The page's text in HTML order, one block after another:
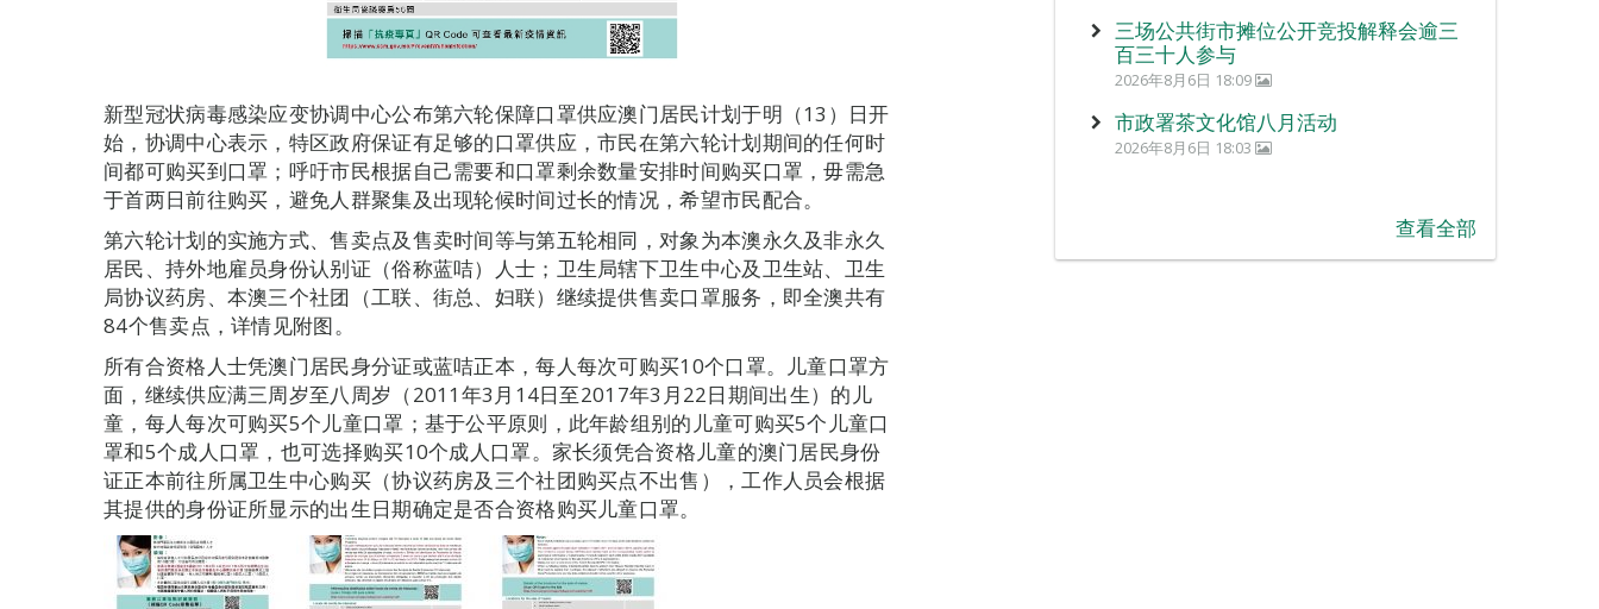
新型冠状病毒感染应变协调中心公布第六轮保障口罩供应澳门居民计划于明（13）日开
始，协调中心表示，特区政府保证有足够的口罩供应，市民在第六轮计划期间的任何时
间都可购买到口罩；呼吁市民根据自己需要和口罩剩余数量安排时间购买口罩，毋需急
于首两日前往购买，避免人群聚集及出现轮候时间过长的情况，希望市民配合。
第六轮计划的实施方式、售卖点及售卖时间等与第五轮相同，对象为本澳永久及非永久
居民、持外地雇员身份认别证（俗称蓝咭）人士；卫生局辖下卫生中心及卫生站、卫生
局协议药房、本澳三个社团（工联、街总、妇联）继续提供售卖口罩服务，即全澳共有
84个售卖点，详情见附图。
所有合资格人士凭澳门居民身分证或蓝咭正本，每人每次可购买10个口罩。儿童口罩方
面，继续供应满三周岁至八周岁（2011年3月14日至2017年3月22日期间出生）的儿
童，每人每次可购买5个儿童口罩；基于公平原则，此年龄组别的儿童可购买5个儿童口
罩和5个成人口罩，也可选择购买10个成人口罩。家长须凭合资格儿童的澳门居民身份
证正本前往所属卫生中心购买（协议药房及三个社团购买点不出售），工作人员会根据
其提供的身份证所显示的出生日期确定是否合资格购买儿童口罩。
三场公共街市摊位公开竞投解释会逾三
百三十人参与
2026年8月6日 18:09
市政署茶文化馆八月活动
2026年8月6日 18:03
查看全部